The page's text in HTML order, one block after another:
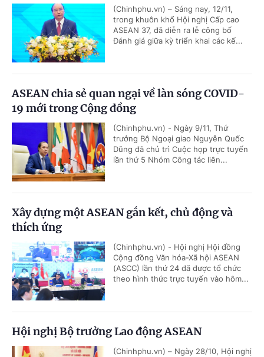
(Chinhphu.vn) – Sáng nay, 12/11,
trong khuôn khổ Hội nghị Cấp cao
ASEAN 37, đã diễn ra lễ công bố
Đánh giá giữa kỳ triển khai các kế...
ASEAN chia sẻ quan ngại về làn sóng COVID-
19 mới trong Cộng đồng
(Chinhphu.vn) - Ngày 9/11, Thứ
trưởng Bộ Ngoại giao Nguyễn Quốc
Dũng đã chủ trì Cuộc họp trực tuyến
lần thứ 5 Nhóm Công tác liên...
Xây dựng một ASEAN gắn kết, chủ động và
thích ứng
(Chinhphu.vn) - Hội nghị Hội đồng
Cộng đồng Văn hóa-Xã hội ASEAN
(ASCC) lần thứ 24 đã được tổ chức
theo hình thức trực tuyến vào hôm...
Hội nghị Bộ trưởng Lao động ASEAN
(Chinhphu.vn) – Ngày 28/10, Hội nghị